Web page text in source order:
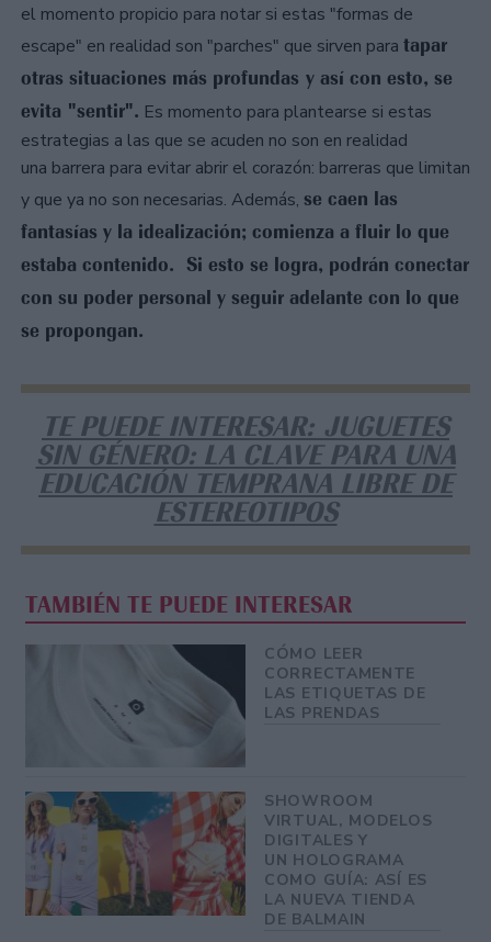
el momento propicio para notar si estas "formas de
escape" en realidad son "parches" que sirven para tapar
otras situaciones más profundas y así con esto, se
evita "sentir". Es momento para plantearse si estas
estrategias a las que se acuden no son en realidad
una barrera para evitar abrir el corazón: barreras que limitan
y que ya no son necesarias. Además, se caen las
fantasías y la idealización; comienza a fluir lo que
estaba contenido. Si esto se logra, podrán conectar
con su poder personal y seguir adelante con lo que
se propongan.
TE PUEDE INTERESAR: JUGUETES
SIN GÉNERO: LA CLAVE PARA UNA
EDUCACIÓN TEMPRANA LIBRE DE
ESTEREOTIPOS
TAMBIÉN TE PUEDE INTERESAR
CÓMO LEER
CORRECTAMENTE
LAS ETIQUETAS DE
LAS PRENDAS
SHOWROOM
VIRTUAL, MODELOS
DIGITALES Y
UN HOLOGRAMA
COMO GUÍA: ASÍ ES
LA NUEVA TIENDA
DE BALMAIN